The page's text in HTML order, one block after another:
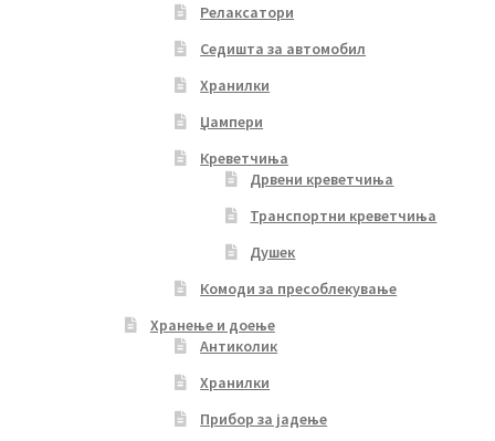
Релаксатори
Седишта за автомобил
Хранилки
Џампери
Креветчиња
Дрвени креветчиња
Транспортни креветчиња
Душек
Комоди за пресоблекување
Хранење и доење
Антиколик
Хранилки
Прибор за јадење